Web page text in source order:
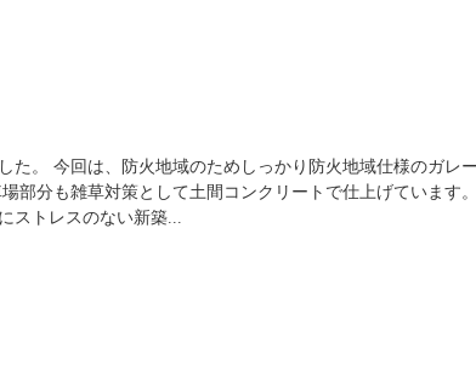
た。 今回は、防火地域のためしっかり防火地域仕様のガレ
部分も雑草対策として土間コンクリートで仕上げています
ストレスのない新築...